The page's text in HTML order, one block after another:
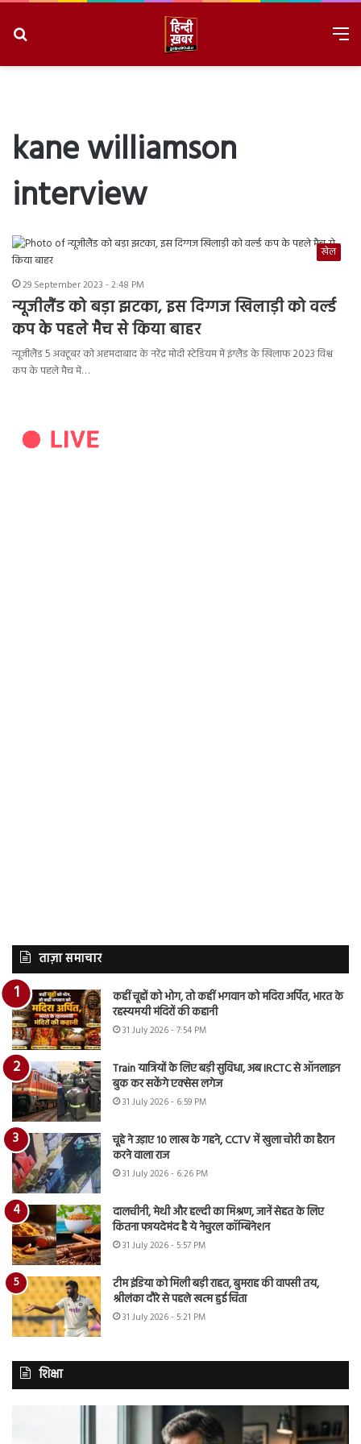
kane williamson
interview
खेल
29 September 2023 - 2:48 PM
न्यूजीलैंड को बड़ा झटका, इस दिग्गज खिलाड़ी को वर्ल्ड
कप के पहले मैच से किया बाहर
न्यूजीलैंड 5 अक्टूबर को अहमदाबाद के नरेंद्र मोदी स्टेडियम में इंग्लैंड के खिलाफ 2023 विश्व
कप के पहले मैच में…
ताज़ा समाचार
कहीं चूहों को भोग, तो कहीं भगवान को मदिरा अर्पित, भारत के
रहस्यमयी मंदिरों की कहानी
31 July 2026 - 7:54 PM
Train यात्रियों के लिए बड़ी सुविधा, अब IRCTC से ऑनलाइन
बुक कर सकेंगे एक्सेस लगेज
31 July 2026 - 6:59 PM
चूहे ने उड़ाए 10 लाख के गहने, CCTV में खुला चोरी का हैरान
करने वाला राज
31 July 2026 - 6:26 PM
दालचीनी, मेथी और हल्दी का मिश्रण, जानें सेहत के लिए
कितना फायदेमंद है ये नेचुरल कॉम्बिनेशन
31 July 2026 - 5:57 PM
टीम इंडिया को मिली बड़ी राहत, बुमराह की वापसी तय,
श्रीलंका दौरे से पहले खत्म हुई चिंता
31 July 2026 - 5:21 PM
शिक्षा